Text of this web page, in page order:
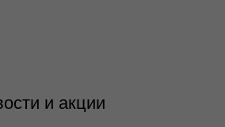
и акции